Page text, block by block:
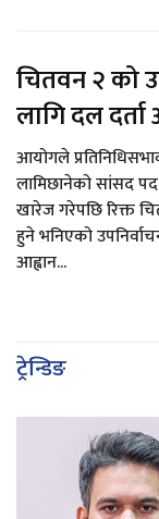
चितवन २ को
लागि दल दर्ता
आयोगले
लामिछानेको सांसद
खारेज गरेपछि रिक्त
हुने भनिएको
आह्वान...
ट्रेन्डिङ